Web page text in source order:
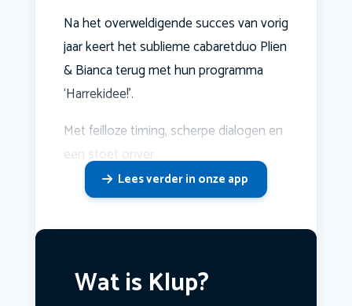
Na het overweldigende succes van vorig
jaar keert het sublieme cabaretduo Plien
& Bianca terug met hun programma
‘Harrekidee!’.
Met feilloze timing, scherpe dialogen en
een stoet onver
Lees verder in onze app
Wat is Klup?